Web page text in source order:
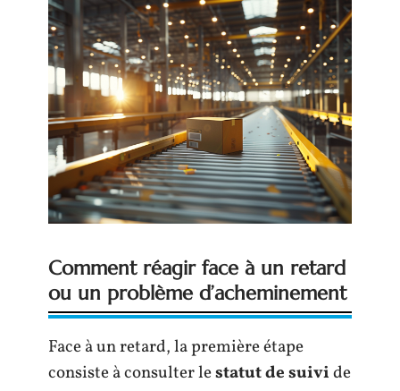
Comment réagir face à un retard
ou un problème d’acheminement
Face à un retard, la première étape
consiste à consulter lestatut de suivide